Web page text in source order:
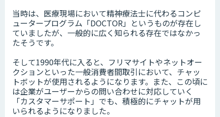
当時は、医療現場において精神療法士に代わるコンピ
ュータープログラム「DOCTOR」というものが存在し
ていましたが、一般的に広く知られる存在ではなかっ
たそうです。
そして1990年代に入ると、フリマサイトやネットオー
クションといった一般消費者間取引において、チャッ
トボットが使用されるようになります。また、この頃に
は企業がユーザーからの問い合わせに対応していく
「カスタマーサポート」でも、積極的にチャットが用
いられるようになりました。